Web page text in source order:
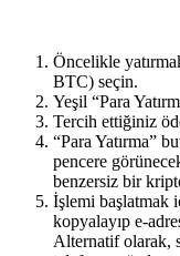
Öncelikle
BTC) seçin.
Yeşil “Para
Tercih ettiğiniz
“Para Yatırma”
pencere
benzersiz bir
İşlemi başlatmak
kopyalayıp e-
Alternatif olarak,